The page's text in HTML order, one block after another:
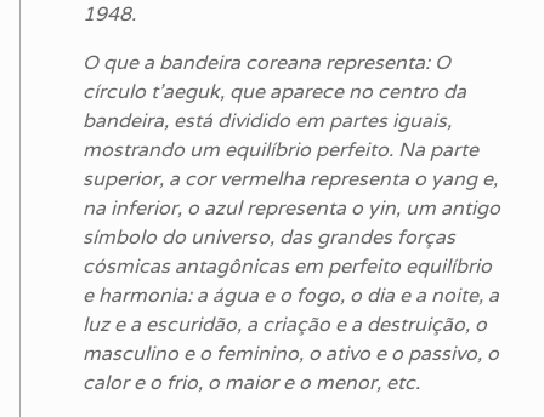
1948.
O que a bandeira coreana representa: O
círculo t’aeguk, que aparece no centro da
bandeira, está dividido em partes iguais,
mostrando um equilíbrio perfeito. Na parte
superior, a cor vermelha representa o yang e,
na inferior, o azul representa o yin, um antigo
símbolo do universo, das grandes forças
cósmicas antagônicas em perfeito equilíbrio
e harmonia: a água e o fogo, o dia e a noite, a
luz e a escuridão, a criação e a destruição, o
masculino e o feminino, o ativo e o passivo, o
calor e o frio, o maior e o menor, etc.